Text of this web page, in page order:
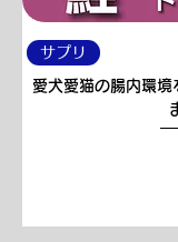
サプリ
愛犬愛猫の腸内環